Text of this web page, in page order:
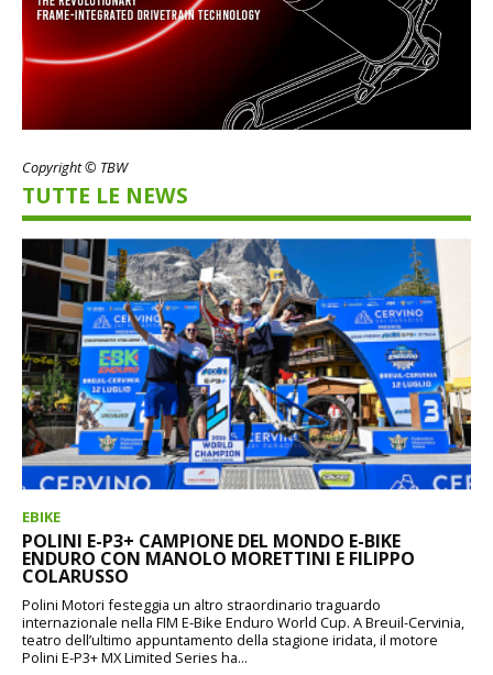
Copyright © TBW
TUTTE LE NEWS
EBIKE
POLINI E-P3+ CAMPIONE DEL MONDO E-BIKE
ENDURO CON MANOLO MORETTINI E FILIPPO
COLARUSSO
Polini Motori festeggia un altro straordinario traguardo
internazionale nella FIM E-Bike Enduro World Cup. A Breuil-Cervinia,
teatro dell’ultimo appuntamento della stagione iridata, il motore
Polini E-P3+ MX Limited Series ha...